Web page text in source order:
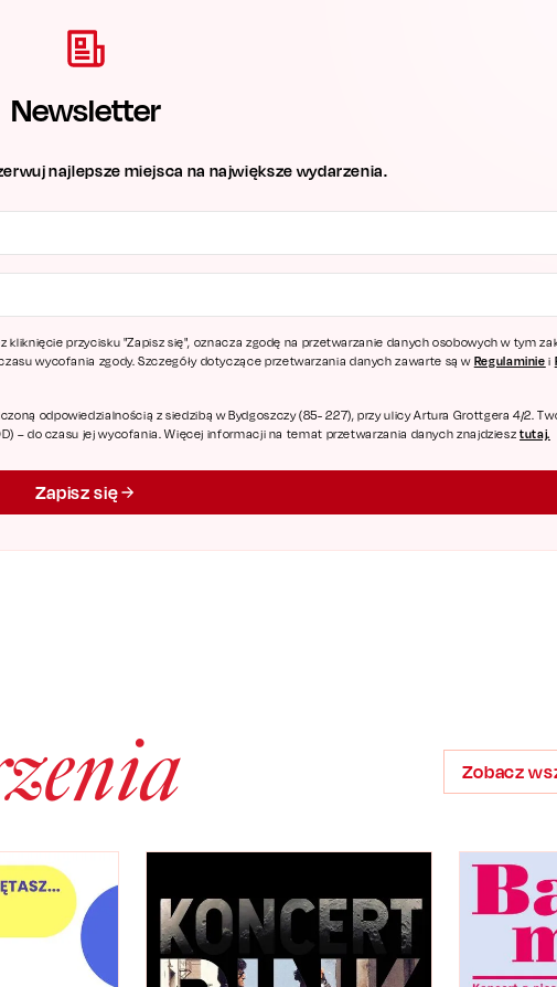
Newsletter
najlepsze miejsca na największe wydarzenia.
przycisku "Zapisz się", oznacza zgodę na przetwarzanie danych osobowych w tym
wycofania zgody. Szczegóły dotyczące przetwarzania danych zawarte są w Regulaminie i
odpowiedzialnością z siedzibą w Bydgoszczy (85- 227), przy ulicy Artura Grottgera 4/2.
– do czasu jej wycofania. Więcej informacji na temat przetwarzania danych znajdziesztutaj.
Zapisz się
Zobacz